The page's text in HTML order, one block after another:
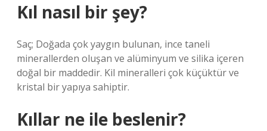
Kıl nasıl bir şey?
Saç; Doğada çok yaygın bulunan, ince taneli
minerallerden oluşan ve alüminyum ve silika içeren
doğal bir maddedir. Kil mineralleri çok küçüktür ve
kristal bir yapıya sahiptir.
Kıllar ne ile beslenir?